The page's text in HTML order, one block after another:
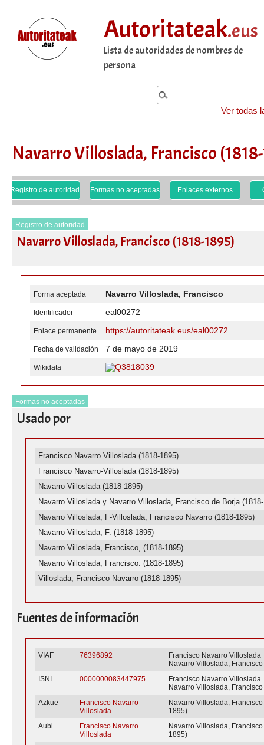
Autoritateak.eus
Lista de autoridades de nombres de
persona
Ver todas
Navarro Villoslada, Francisco
Registro de autoridad Formas no aceptadas Enlaces externos
Registro de autoridad
Navarro Villoslada, Francisco (1818-1895)
Forma aceptada Navarro Villoslada, Francisco
Identificador eal00272
Enlace permanente https://autoritateak.eus/eal00272
Fecha de validación 7 de mayo de 2019
Wikidata Q3818039
Formas no aceptadas
Usado por
Francisco Navarro Villoslada (1818-1895)
Francisco Navarro-Villoslada (1818-1895)
Navarro Villoslada (1818-1895)
Navarro Villoslada y Navarro Villoslada, Francisco de Borja
Navarro Villoslada, F-Villoslada, Francisco Navarro (1818-1895)
Navarro Villoslada, F. (1818-1895)
Navarro Villoslada, Francisco, (1818-1895)
Navarro Villoslada, Francisco. (1818-1895)
Villoslada, Francisco Navarro (1818-1895)
Fuentes de información
VIAF 76396892
Francisco Navarro Villoslada
Navarro Villoslada, Francisco
ISNI
0000000083447975
Francisco Navarro Villoslada
Navarro Villoslada, Francisco
Azkue
Francisco Navarro
Villoslada
Navarro Villoslada,
1895)
Aubi
Francisco Navarro
Villoslada
Navarro Villoslada,
1895)